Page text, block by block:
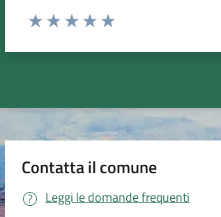
Valuta da 1 a 5 stelle la pagina
Contatta il comune
Leggi le domande frequenti